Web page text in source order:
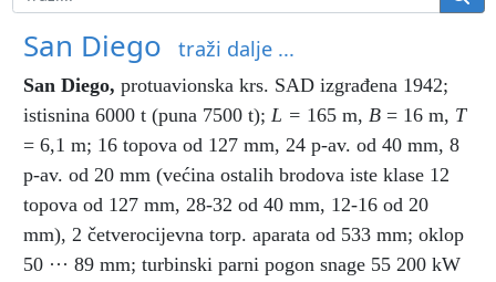
San Diego traži dalje ...
San Diego, protuavionska krs. SAD izgrađena 1942;
istisnina 6000 t (puna 7500 t); L = 165 m, B = 16 m, T
= 6,1 m; 16 topova od 127 mm, 24 p-av. od 40 mm, 8
p-av. od 20 mm (većina ostalih brodova iste klase 12
topova od 127 mm, 28-32 od 40 mm, 12-16 od 20
mm), 2 četverocijevna torp. aparata od 533 mm; oklop
50 ··· 89 mm; turbinski parni pogon snage 55 200 kW